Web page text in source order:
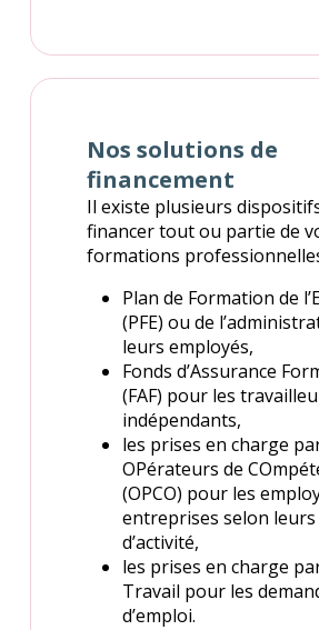
Nos solutions de
financement
Il existe plusieurs
financer tout ou partie de
formations
Plan de Formation de
(PFE) ou de
leurs employés,
Fonds d’Assurance
(FAF) pour les
indépendants,
les prises en charge
OPérateurs de
(OPCO) pour les
entreprises selon leurs
d’activité,
les prises en charge
Travail pour les
d’emploi.